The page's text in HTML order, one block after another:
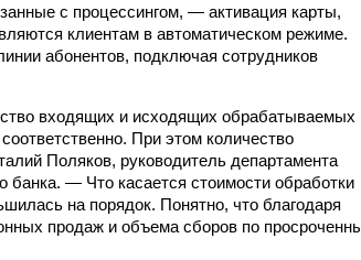
с процессингом, — активация карты,
клиентам в автоматическом режиме.
абонентов, подключая сотрудников
входящих и исходящих обрабатываемых
При этом количество
Поляков, руководитель департамента
банка. — Что касается стоимости обработки
на порядок. Понятно, что благодаря
продаж и объема сборов по